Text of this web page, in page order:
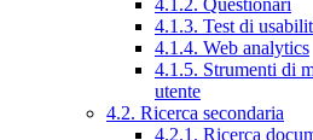
4.1.2. Questionari
4.1.3. Test di
4.1.4. Web analytics
4.1.5. Strumenti di
utente
4.2. Ricerca secondaria
4.2.1. Ricerca